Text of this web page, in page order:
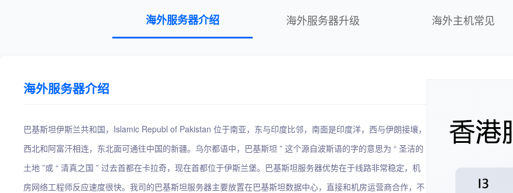
海外服务器介绍 海外服务器升级 海外主机常见
海外服务器介绍
巴基斯坦伊斯兰共和国，Islamic Republ of Pakistan 位于南亚，东与印度比邻，南面是印度洋，西与伊朗接壤，
西北和阿富汗相连，东北面可通往中国的新疆。乌尔都语中，巴基斯坦 ” 这个源自波斯语的字的意思为 “ 圣洁的
土地 ”或 “ 清真之国 ” 过去首都在卡拉奇，现在首都位于伊斯兰堡。巴基斯坦服务器优势在于线路非常稳定，机
房网络工程师反应速度很快。我司的巴基斯坦服务器主要放置在巴基斯坦数据中心，直接和机房运营商合作，不